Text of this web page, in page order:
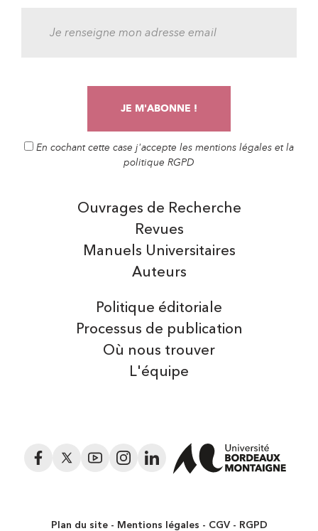
En cochant cette case j'accepte les mentions légales et la
politique RGPD
Auteurs
Manuels Universitaires
Ouvrages de Recherche
Revues
Politique éditoriale
Processus de publication
Où nous trouver
L'équipe
Facebook
Twitter YouTubeInstagramLinkedIn
Plan du site Mentions légales CGV RGPD